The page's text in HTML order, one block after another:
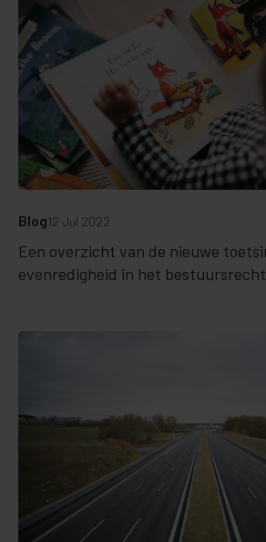
Een overzicht van de nieuwe
evenredigheid in het bestuursrecht
Blog12 Jul 2022